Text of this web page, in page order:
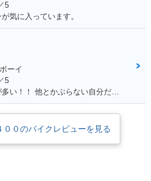
ーチェンジ
プ・マイナーチェン
ジ
トバータイ
1992年 STEED 40
0・カラーチェンジ
5
気に入っています。
ーイ
5
満足ポイント:カスタムパーツが多い！！ 他とかぶらない自分だけのオリジナルバイクを作れます☆ 400ccだけど、カスタムすれば迫力満点
００のバイクレビューを見る